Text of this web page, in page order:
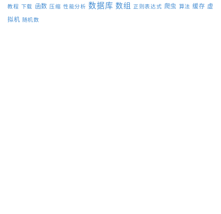
教程 下载 函数 压缩 性能分析 数据库 数组 正则表达式 爬虫 算法 缓存 虚
拟机 随机数